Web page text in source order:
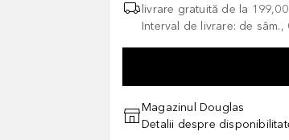
livrare gratuită de la
Interval de livrare: de
Magazinul Douglas
Detalii despre